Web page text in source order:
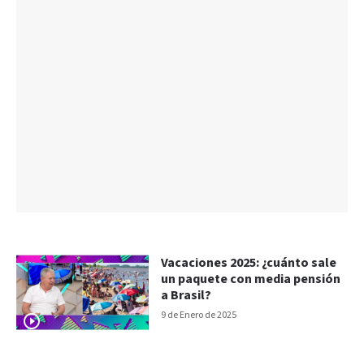
9 de Enero de 2025
Vacaciones 2025: ¿cuánto sale
un paquete con media pensión
a Brasil?